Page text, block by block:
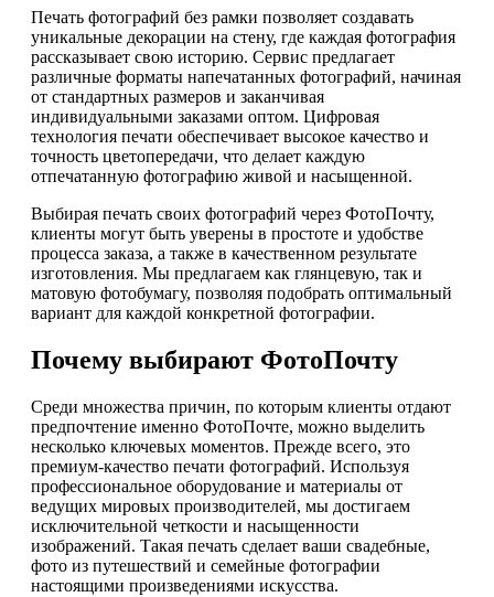
Печать фотографий без рамки позволяет создавать
уникальные декорации на стену, где каждая фотография
рассказывает свою историю. Сервис предлагает
различные форматы напечатанных фотографий, начиная
от стандартных размеров и заканчивая
индивидуальными заказами оптом. Цифровая
технология печати обеспечивает высокое качество и
точность цветопередачи, что делает каждую
отпечатанную фотографию живой и насыщенной.
Выбирая печать своих фотографий через ФотоПочту,
клиенты могут быть уверены в простоте и удобстве
процесса заказа, а также в качественном результате
изготовления. Мы предлагаем как глянцевую, так и
матовую фотобумагу, позволяя подобрать оптимальный
вариант для каждой конкретной фотографии.
Почему выбирают ФотоПочту
Среди множества причин, по которым клиенты отдают
предпочтение именно ФотоПочте, можно выделить
несколько ключевых моментов. Прежде всего, это
премиум-качество печати фотографий. Используя
профессиональное оборудование и материалы от
ведущих мировых производителей, мы достигаем
исключительной четкости и насыщенности
изображений. Такая печать сделает ваши свадебные,
фото из путешествий и семейные фотографии
настоящими произведениями искусства.